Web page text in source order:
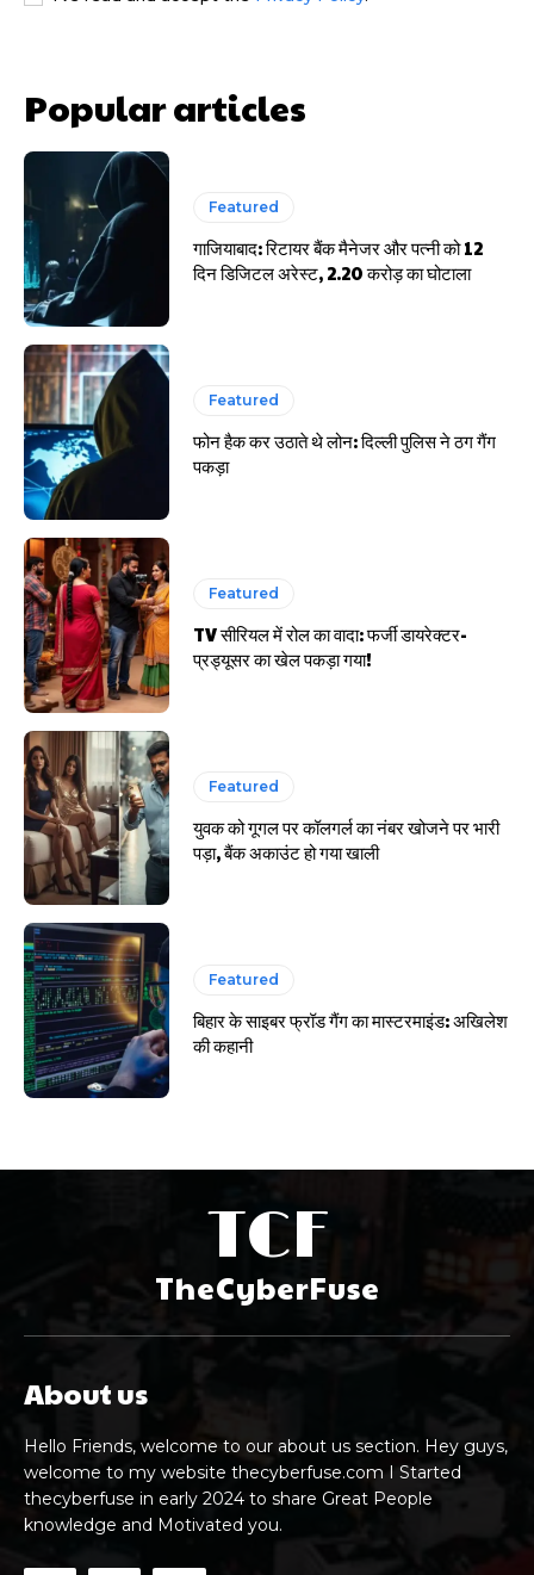
साइबर धोखाधड़ी बैंकिंग में
HIGHLIGHT
हर खाते के बदले मिलते थे 20 से 25 हजार
Popular articles
Featured
गाजियाबाद: रिटायर बैंक मैनेजर और पत्नी को 12
दिन डिजिटल अरेस्ट, 2.20 करोड़ का घोटाला
Featured
फोन हैक कर उठाते थे लोन: दिल्ली पुलिस ने ठग गैंग
पकड़ा
Featured
TV सीरियल में रोल का वादा: फर्जी डायरेक्टर-
प्रड्यूसर का खेल पकड़ा गया!
Featured
युवक को गूगल पर कॉलगर्ल का नंबर खोजने पर भारी
पड़ा, बैंक अकाउंट हो गया खाली
Featured
बिहार के साइबर फ्रॉड गैंग का मास्टरमाइंड: अखिलेश
की कहानी
TCF
TheCyberFuse
About us
Hello Friends, welcome to our about us section. Hey guys,
welcome to my website thecyberfuse.com I Started
thecyberfuse in early 2024 to share Great People
knowledge and Motivated you.